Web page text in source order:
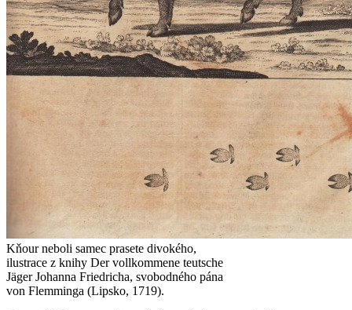
Kňour neboli samec prasete divokého,
ilustrace z knihy Der vollkommene teutsche
Jäger Johanna Friedricha, svobodného pána
von Flemminga (Lipsko, 1719).